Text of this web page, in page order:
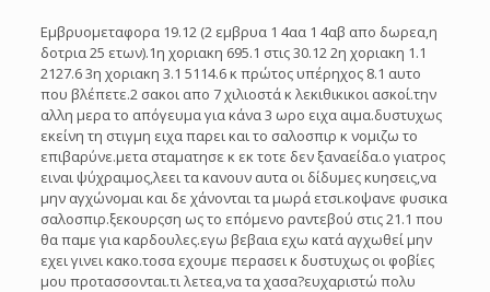
Εμβρυομεταφορα 19.12 (2 εμβρυα 1 4αα 1 4αβ απο δωρεα,η
δοτρια 25 ετων).1η χοριακη 695.1 στις 30.12 2η χοριακη 1.1
2127.6 3η χοριακη 3.1 5114.6 κ πρώτος υπέρηχος 8.1 αυτο
που βλέπετε.2 σακοι απο 7 χιλιοστά κ λεκιθικικοι ασκοί.την
αλλη μερα το απόγευμα για κάνα 3 ωρο ειχα αιμα.δυστυχως
εκείνη τη στιγμη ειχα παρει και το σαλοσπιρ κ νομιζω το
επιβαρύνε.μετα σταματησε κ εκ τοτε δεν ξαναείδα.ο γιατρος
ειναι ψύχραιμος,λεει τα κανουν αυτα οι δίδυμες κυησεις,να
μην αγχώνομαι και δε χάνονται τα μωρά ετσι.κοψανε φυσικα
σαλοσπιρ.ξεκουρςση ως το επόμενο ραντεβού στις 21.1 που
θα παμε για καρδουλες.εγω βεβαια εχω κατά αγχωθεί μην
εχει γινει κακο.τοσα εχουμε περασει κ δυστυχως οι φοβίες
μου προτασσονται.τι λετεα,να τα χασα?ευχαριστώ πολυ